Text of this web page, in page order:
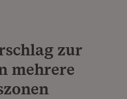
zur
mehrere